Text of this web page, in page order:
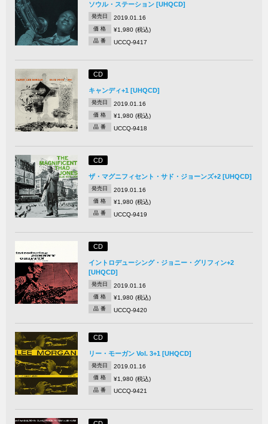
ソウル・ステーション [UHQCD]
発売日 2019.01.16
価 格 ¥1,980 (税込)
品 番 UCCQ-9417
CD
キャンディ+1 [UHQCD]
発売日 2019.01.16
価 格 ¥1,980 (税込)
品 番 UCCQ-9418
CD
ザ・マグニフィセント・サド・ジョーンズ+2 [UHQCD]
発売日 2019.01.16
価 格 ¥1,980 (税込)
品 番 UCCQ-9419
CD
イントロデューシング・ジョニー・グリフィン+2
[UHQCD]
発売日 2019.01.16
価 格 ¥1,980 (税込)
品 番 UCCQ-9420
CD
リー・モーガン Vol. 3+1 [UHQCD]
発売日 2019.01.16
価 格 ¥1,980 (税込)
品 番 UCCQ-9421